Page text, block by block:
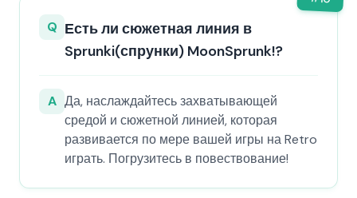
Q Есть ли сюжетная линия в
Sprunki(спрунки) MoonSprunk!?
A Да, наслаждайтесь захватывающей
средой и сюжетной линией, которая
развивается по мере вашей игры на Retro
играть. Погрузитесь в повествование!